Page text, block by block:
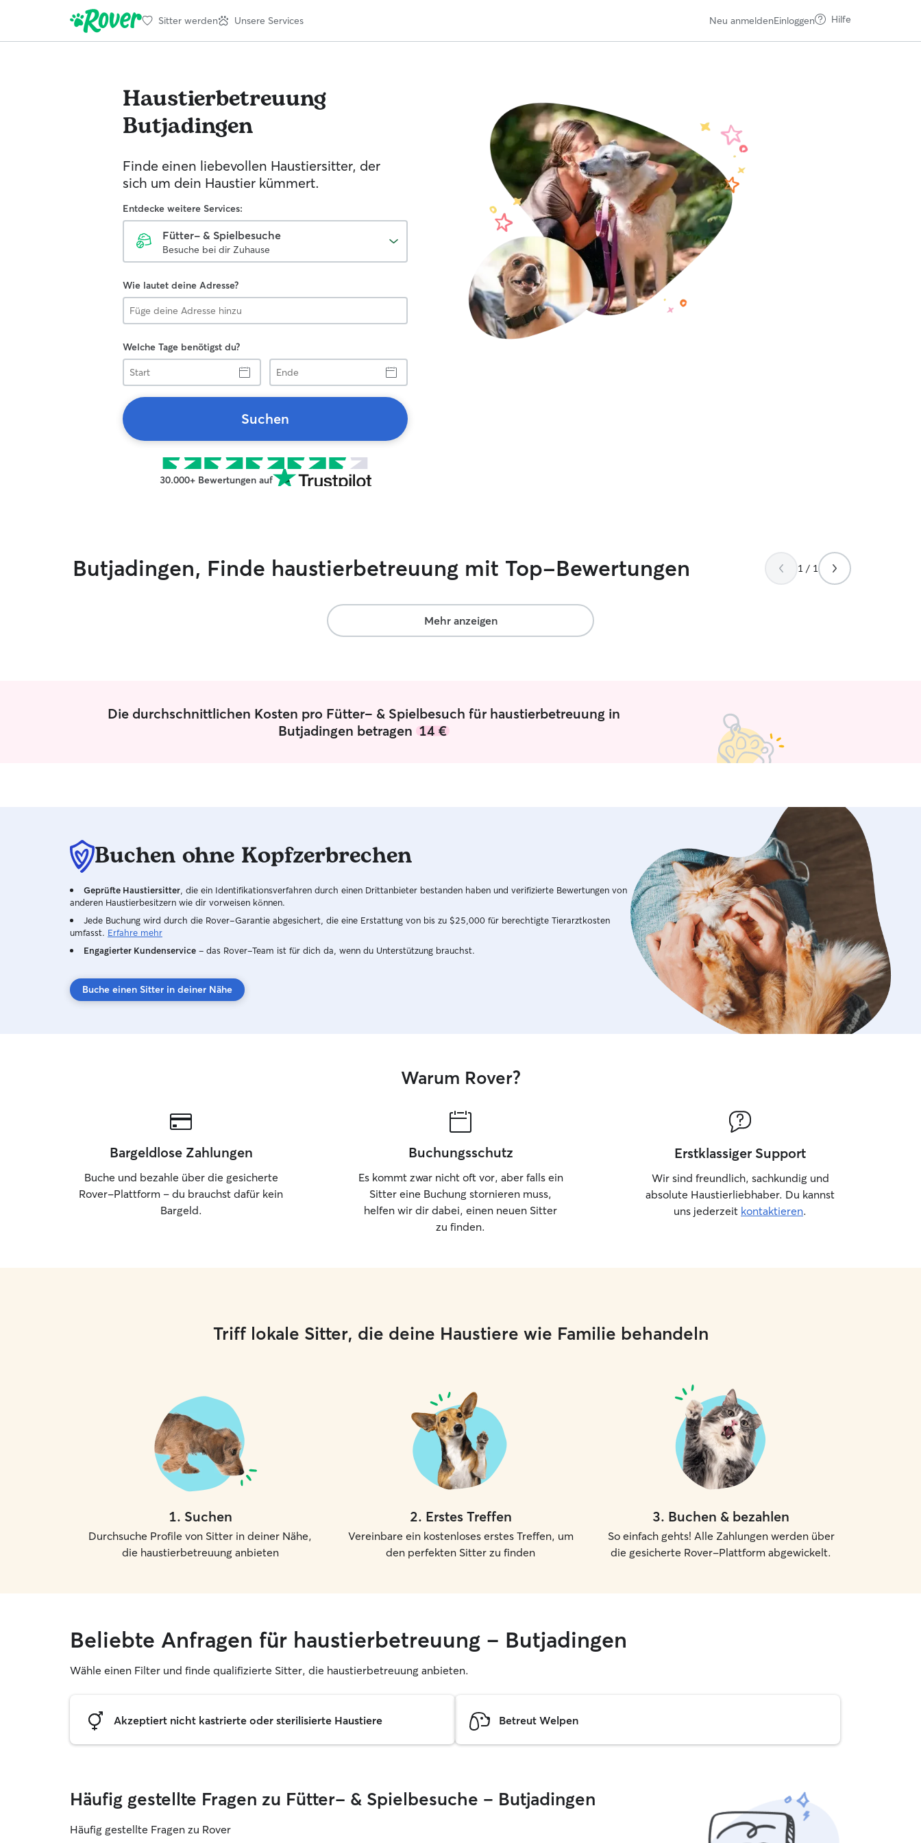
Sitter werden Unsere Services Neu anmeldenEinloggen Hilfe
Haustierbetreuung
Butjadingen
Finde einen liebevollen Haustiersitter, der
sich um dein Haustier kümmert.
Entdecke weitere Services:
Fütter- & Spielbesuche
Besuche bei dir Zuhause
Wie lautet deine Adresse?
Welche Tage benötigst du?
Start
Ende
Suchen
30.000+ Bewertungen auf
Butjadingen, Finde haustierbetreuung mit Top-Bewertungen 1 / 1
Mehr anzeigen
Die durchschnittlichen Kosten pro Fütter- & Spielbesuch für haustierbetreuung in
Butjadingen betragen 14 €
Buchen ohne Kopfzerbrechen
Geprüfte Haustiersitter , die ein Identifikationsverfahren durch einen Drittanbieter bestanden haben und verifizierte Bewertungen von
anderen Haustierbesitzern wie dir vorweisen können.
Jede Buchung wird durch die Rover-Garantie abgesichert, die eine Erstattung von bis zu $25,000 für berechtigte Tierarztkosten
umfasst. Erfahre mehr
Engagierter Kundenservice – das Rover-Team ist für dich da, wenn du Unterstützung brauchst.
Buche einen Sitter in deiner Nähe
Warum Rover?
Bargeldlose Zahlungen
Buche und bezahle über die gesicherte
Rover-Plattform – du brauchst dafür kein
Bargeld.
Buchungsschutz
Es kommt zwar nicht oft vor, aber falls ein
Sitter eine Buchung stornieren muss,
helfen wir dir dabei, einen neuen Sitter
zu finden.
Erstklassiger Support
Wir sind freundlich, sachkundig und
absolute Haustierliebhaber. Du kannst
uns jederzeit kontaktieren.
Triff lokale Sitter, die deine Haustiere wie Familie behandeln
1. Suchen
Durchsuche Profile von Sitter in deiner Nähe,
die haustierbetreuung anbieten
2. Erstes Treffen
Vereinbare ein kostenloses erstes Treffen, um
den perfekten Sitter zu finden
3. Buchen & bezahlen
So einfach gehts! Alle Zahlungen werden über
die gesicherte Rover-Plattform abgewickelt.
Beliebte Anfragen für haustierbetreuung – Butjadingen
Wähle einen Filter und finde qualifizierte Sitter, die haustierbetreuung anbieten.
Akzeptiert nicht kastrierte oder sterilisierte Haustiere Betreut Welpen
Häufig gestellte Fragen zu Fütter- & Spielbesuche – Butjadingen
Häufig gestellte Fragen zu Rover